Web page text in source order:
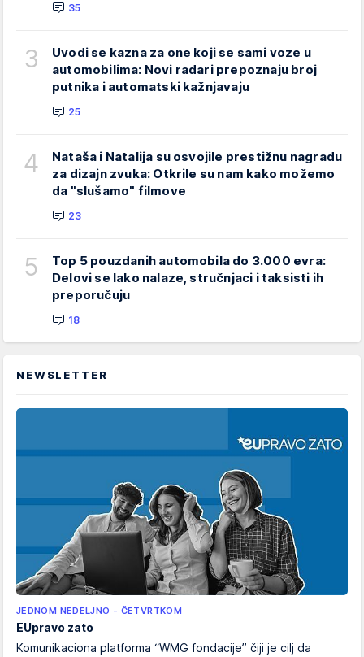
35
3
Uvodi se kazna za one koji se sami voze u
automobilima: Novi radari prepoznaju broj
putnika i automatski kažnjavaju
25
4
Nataša i Natalija su osvojile prestižnu nagradu
za dizajn zvuka: Otkrile su nam kako možemo
da "slušamo" filmove
23
5
Top 5 pouzdanih automobila do 3.000 evra:
Delovi se lako nalaze, stručnjaci i taksisti ih
preporučuju
18
NEWSLETTER
JEDNOM NEDELJNO - ČETVRTKOM
EUpravo zato
Komunikaciona platforma “WMG fondacije” čiji je cilj da